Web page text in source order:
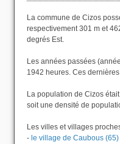
La commune de Cizos
respectivement 301 m et
degrés Est.
Les années passées
1942 heures. Ces
La population de Cizos
soit une densité de
Les villes et villages
- le village de Caubous (65)